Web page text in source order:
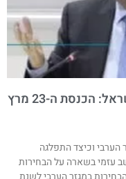
תוצאות הבחירות במגזר הערבי בישראל: הכנסת ה-23 מרץ
וכיצד התפלגה
עזמי בשארה על הבחירות